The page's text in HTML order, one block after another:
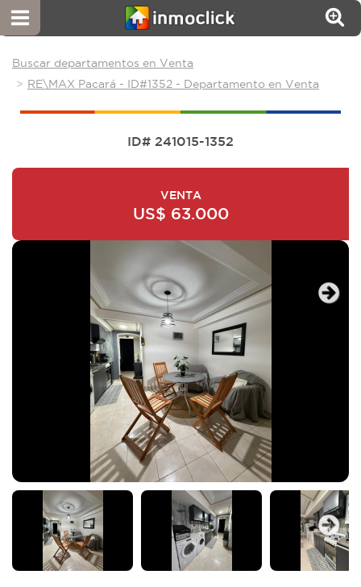
Buscar departamentos en Venta
RE\MAX Pacará - ID#1352 - Departamento en Venta
ID# 241015-1352
VENTA
US$ 63.000
Next